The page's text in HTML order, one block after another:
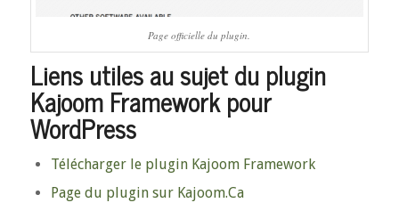
Page officielle du plugin.
Liens utiles au sujet du plugin
Kajoom Framework pour
WordPress
Télécharger le plugin Kajoom Framework
Page du plugin sur Kajoom.Ca